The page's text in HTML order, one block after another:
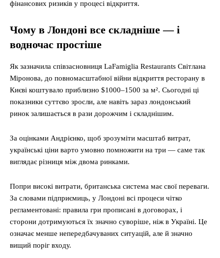
фінансових ризиків у процесі відкриття.
Чому в Лондоні все складніше — і
водночас простіше
Як зазначила співзасновниця LaFamiglia Restaurants Світлана
Міронова, до повномасштабної війни відкриття ресторану в
Києві коштувало приблизно $1000–1500 за м². Сьогодні ці
показники суттєво зросли, але навіть зараз лондонський
ринок залишається в рази дорожчим і складнішим.
За оцінками Андрієнко, щоб зрозуміти масштаб витрат,
українські ціни варто умовно помножити на три — саме так
виглядає різниця між двома ринками.
Попри високі витрати, британська система має свої переваги.
За словами підприємиць, у Лондоні всі процеси чітко
регламентовані: правила гри прописані в договорах, і
сторони дотримуються їх значно суворіше, ніж в Україні. Це
означає менше непередбачуваних ситуацій, але й значно
вищий поріг входу.